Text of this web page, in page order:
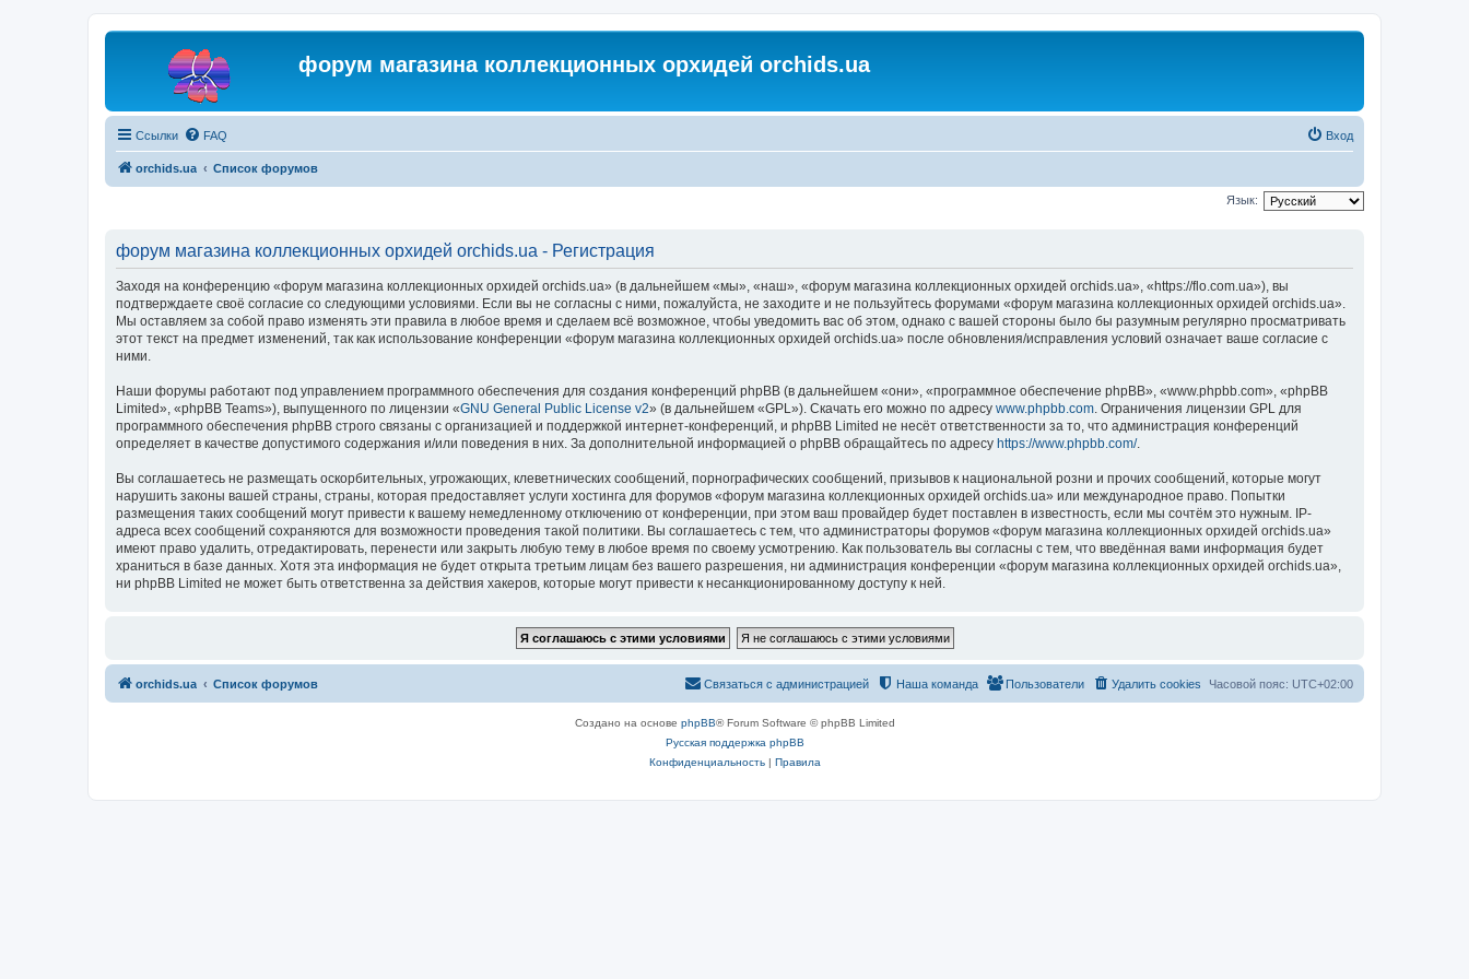
форум магазина коллекционных орхидей orchids.ua
Ссылки FAQ Вход
orchids.ua Список форумов
Язык:
форум магазина коллекционных орхидей orchids.ua - Регистрация
Заходя на конференцию «форум магазина коллекционных орхидей orchids.ua» (в дальнейшем «мы», «наш», «форум магазина коллекционных орхидей orchids.ua», «https://flo.com.ua»), вы
подтверждаете своё согласие со следующими условиями. Если вы не согласны с ними, пожалуйста, не заходите и не пользуйтесь форумами «форум магазина коллекционных орхидей orchids.ua».
Мы оставляем за собой право изменять эти правила в любое время и сделаем всё возможное, чтобы уведомить вас об этом, однако с вашей стороны было бы разумным регулярно просматривать
этот текст на предмет изменений, так как использование конференции «форум магазина коллекционных орхидей orchids.ua» после обновления/исправления условий означает ваше согласие с
ними.
Наши форумы работают под управлением программного обеспечения для создания конференций phpBB (в дальнейшем «они», «программное обеспечение phpBB», «www.phpbb.com», «phpBB
Limited», «phpBB Teams»), выпущенного по лицензии «GNU General Public License v2» (в дальнейшем «GPL»). Скачать его можно по адресу www.phpbb.com . Ограничения лицензии GPL для
программного обеспечения phpBB строго связаны с организацией и поддержкой интернет-конференций, и phpBB Limited не несёт ответственности за то, что администрация конференций
определяет в качестве допустимого содержания и/или поведения в них. За дополнительной информацией о phpBB обращайтесь по адресу https://www.phpbb.com/.
Вы соглашаетесь не размещать оскорбительных, угрожающих, клеветнических сообщений, порнографических сообщений, призывов к национальной розни и прочих сообщений, которые могут
нарушить законы вашей страны, страны, которая предоставляет услуги хостинга для форумов «форум магазина коллекционных орхидей orchids.ua» или международное право. Попытки
размещения таких сообщений могут привести к вашему немедленному отключению от конференции, при этом ваш провайдер будет поставлен в известность, если мы сочтём это нужным. IP-
адреса всех сообщений сохраняются для возможности проведения такой политики. Вы соглашаетесь с тем, что администраторы форумов «форум магазина коллекционных орхидей orchids.ua»
имеют право удалить, отредактировать, перенести или закрыть любую тему в любое время по своему усмотрению. Как пользователь вы согласны с тем, что введённая вами информация будет
храниться в базе данных. Хотя эта информация не будет открыта третьим лицам без вашего разрешения, ни администрация конференции «форум магазина коллекционных орхидей orchids.ua»,
ни phpBB Limited не может быть ответственна за действия хакеров, которые могут привести к несанкционированному доступу к ней.
orchids.ua Список форумов Часовой пояс: UTC+02:00
Удалить cookies
Пользователи
Наша команда
Связаться с администрацией
Создано на основе phpBB® Forum Software © phpBB Limited
Русская поддержка phpBB
Конфиденциальность| Правила